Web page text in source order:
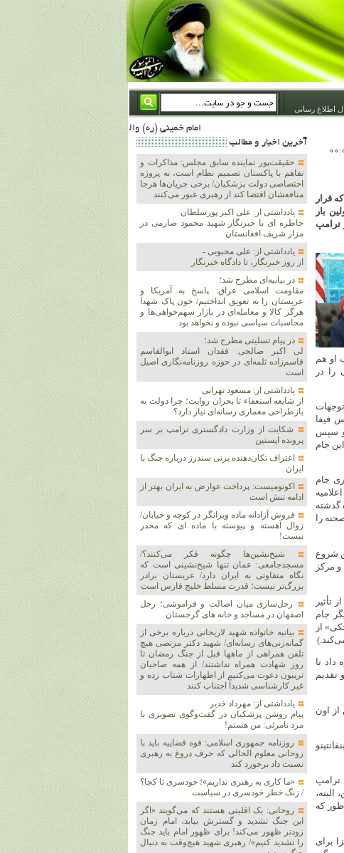
اطلاع رسانی
امام خمینی (ره) والله اسلام تمامش سیاست است؛ ***** امام شهید: به گفتار امام و کردار امام اهتمام بورزید ***** امام خمینی(ره): ان شاء الله ما اندوه دلمان را در وقت مناسب با انتقام از امریکا و آل سعود برطرف خواهیم ساخت و داغ و حسرت حلاوت این جنایت بزرگ را بر دلشان خواهیم نهاد 1367/4/29 ***** امام خمینی(رحمة الله علیه) : حکومت آل سعود، این وهابیهای پست بیخبر از خدا بسان خنجرند که همیشه از پشت در قلب مسلمانان فرو رفته‌اند 1366/5/12***** امام خمینی (ره) شهادت در راه خدا مسئله ای نیست که بشود با
که قرار
بار
ترامپ
او هم
را در
فیفا
و سپس
این جام
جام
گذشته
را
شروع
مرکز
جام
از
داد تا
تقدیم
اون
ترامپ
که
برای
آخرين اخبار و مطالب
حقیقت‌پور نماینده سابق مجلس: مذاکرات و
تفاهم با پاکستان تصمیم نظام است، نه پروژه
اختصاصی دولت پزشکیان/ برخی جریان‌ها هرجا
منافعشان اقتضا کند از رهبری عبور می‌کنند
یادداشتی از: علی اکبر پورسلطان
خاطره ای با خبرنگار شهید محمود صارمی در
مزار شریف افغانستان
یادداشتی از: علی محبوبی -
از روز خبرنگار، تا دادگاه خبرنگار
در بیانیه‌ای مطرح شد؛
مقاومت اسلامی عراق: پاسخ به آمریکا و
عربستان را به تعویق انداختیم/ خون پاک شهدا
هرگز کالا و معامله‌ای در بازار سهم‌خواهی‌ها و
محاسبات سیاسی نبوده و نخواهد بود
در پیام تسلیتی مطرح شد؛
لی اکبر صالحی: فقدان استاد ابوالقاسم
قاسم‌زاده ثلمه‌ای در حوزه روزنامه‌نگاری اصیل
است
یادداشتی از: مسعود تهرانی
از شایعه استعفاء تا بحران روایت؛ چرا دولت به
بازطراحی معماری رسانه‌ای نیاز دارد؟
شکایت از وزارت دادگستری ترامپ بر سر
پرونده اپستین
اعتراف تکان‌دهنده برنی سندرز درباره جنگ با
ایران
اکونومیست: پرداخت عوارض به ایران بهتر از
ادامه تنش است
فروش آزادانه ماده ویرانگر در کوچه و خیابان/
زوال آهسته و پیوسته با ماده ای که مخدر
نیست!
شیخ‌نشین‌ها چگونه فکر می‌کنند؟/
مسجدجامعی: عمان تنها شیخ‌نشینی است که
نگاه متفاوتی به ایران دارد/ عربستان برادر
بزرگ‌تر نیست؛ قدرت مسلط خلیج فارس است
رحل‌سازی میان اصالت و فراموشی؛ رحل
اصفهان در مساجد و خانه های گرجستان
بیانیه خانواده شهید لاریجانی درباره برخی از
گمانه‌زنی‌های رسانه‌ای/ شهید دکتر مرتضی هیچ
تلفن همراهی از ماهها قبل از جنگ رمضان تا
روز شهادت همراه نداشتند/ از همه صاحبان
تریبون دعوت می‌کنیم از اظهارات شتاب زده و
غیر کارشناسی شدیداً اجتناب کنند
یادداشتی از: مهرداد خدیر
پیام روشن پزشکیان در گفت‌و‌گوی تصویری با
مرد نامرئی: من هستم!
روزنامه جمهوری اسلامی: قوه قضاییه باید با
روحانی معلوم الحالی که حرف دروغ به رهبری
نسبت داد برخورد کند
«ما کاری به رهبری نداریم»؛ خودسری تا کجا؟
/ زنگ خطر خودسری در سیاست
روحانی: یک اقلیتی هستند که می‌گویند «اگر
این جنگ تشدید و گسترش بیابد، امام زمان
زودتر ظهور می‌کند! برای ظهور امام باید جنگ
را تشدید کنیم»/ رهبری شهید هیچ‌وقت به دنبال